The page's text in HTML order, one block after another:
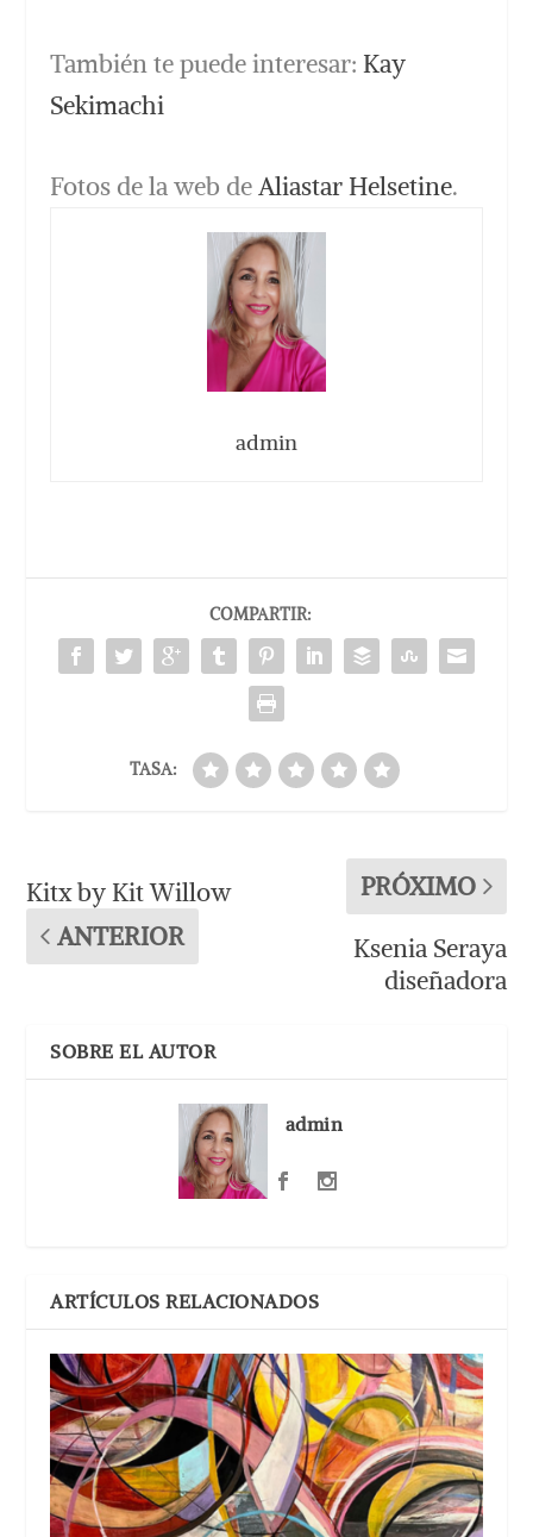
También te puede interesar:Kay
Sekimachi
Fotos de la web deAliastar Helsetine.
admin
COMPARTIR:
TASA:
Kitx by Kit Willow
ANTERIOR
PRÓXIMO
Ksenia Seraya
diseñadora
SOBRE EL AUTOR
admin
ARTÍCULOS RELACIONADOS